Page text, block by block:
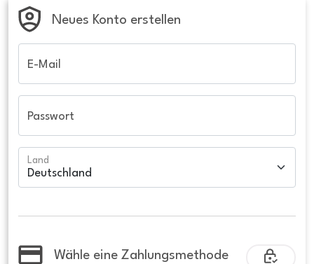
Neues Konto erstellen
E-Mail
Passwort
Land
Wähle eine Zahlungsmethode